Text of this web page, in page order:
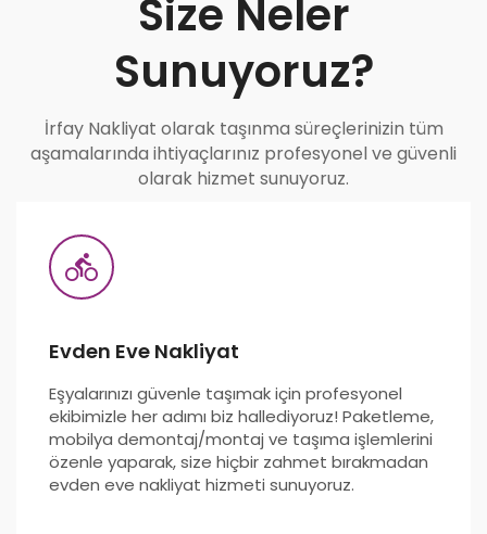
Size Neler
Sunuyoruz?
İrfay Nakliyat olarak taşınma süreçlerinizin tüm
aşamalarında ihtiyaçlarınız profesyonel ve güvenli
olarak hizmet sunuyoruz.
Evden Eve Nakliyat
Eşyalarınızı güvenle taşımak için profesyonel
ekibimizle her adımı biz hallediyoruz! Paketleme,
mobilya demontaj/montaj ve taşıma işlemlerini
özenle yaparak, size hiçbir zahmet bırakmadan
evden eve nakliyat hizmeti sunuyoruz.